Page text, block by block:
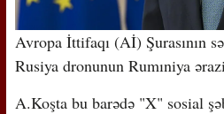
Avropa İttifaqı (Aİ) Şurasının
Rusiya dronunun Rumıniya
A.Koşta bu barədə "X" sosial